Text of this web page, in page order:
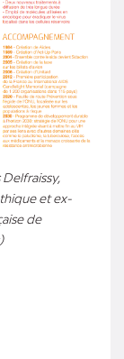
et ex-
de